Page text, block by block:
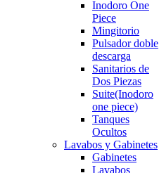
Inodoro One
Piece
Mingitorio
Pulsador doble
descarga
Sanitarios de
Dos Piezas
Suite(Inodoro
one piece)
Tanques
Ocultos
Lavabos y Gabinetes
Gabinetes
Lavabos